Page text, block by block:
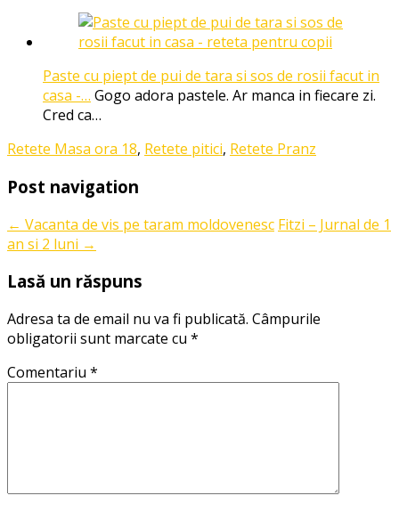
Paste cu piept de pui de tara si sos de rosii facut in
casa -… Gogo adora pastele. Ar manca in fiecare zi.
Cred ca…
Retete Masa ora 18, Retete pitici, Retete Pranz
Post navigation
← Vacanta de vis pe taram moldovenesc Fitzi – Jurnal de 1
an si 2 luni →
Lasă un răspuns
Adresa ta de email nu va fi publicată. Câmpurile
obligatorii sunt marcate cu *
Comentariu *